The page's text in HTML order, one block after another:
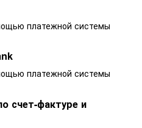
платежной системы
платежной системы
счет-фактуре и